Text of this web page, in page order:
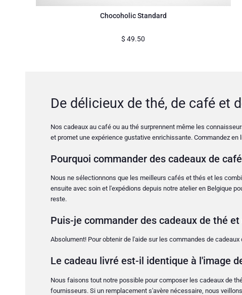
Chocoholic Standard
$ 49.50
De délicieux de thé, de café et
Nos cadeaux au café ou au thé surprennent même les
et promet une expérience gustative enrichissante. Commandez
Pourquoi commander des cadeaux de
Nous ne sélectionnons que les meilleurs cafés et thés et les
ensuite avec soin et l'expédions depuis notre atelier en Belgique
reste.
Puis-je commander des cadeaux de thé
Absolument! Pour obtenir de l'aide sur les commandes de cadeaux
Le cadeau livré est-il identique à l'image
Nous faisons tout notre possible pour composer les cadeaux de
fournisseurs. Si un remplacement s'avère nécessaire, nous